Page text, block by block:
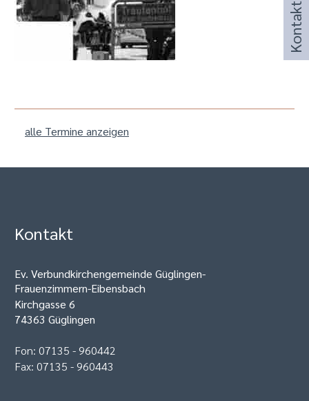
alle Termine anzeigen
Kontakt
Ev. Verbundkirchengemeinde Güglingen-
Frauenzimmern-Eibensbach
Kirchgasse 6
74363 Güglingen
Fon: 07135 - 960442
Fax: 07135 - 960443
Kontakt